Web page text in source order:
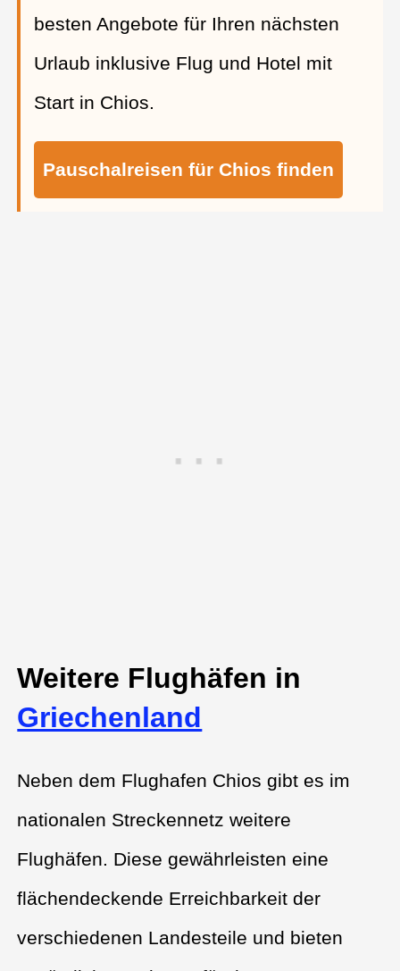
besten Angebote für Ihren nächsten
Urlaub inklusive Flug und Hotel mit
Start in Chios.
Pauschalreisen für Chios finden
Weitere Flughäfen in
Griechenland
Neben dem Flughafen Chios gibt es im
nationalen Streckennetz weitere
Flughäfen. Diese gewährleisten eine
flächendeckende Erreichbarkeit der
verschiedenen Landesteile und bieten